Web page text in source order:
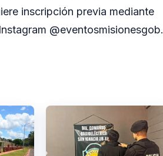
inscripción previa mediante
@eventosmisionesgob.